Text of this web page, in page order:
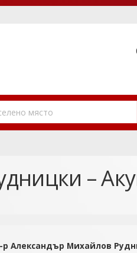
–
Александър Михайлов